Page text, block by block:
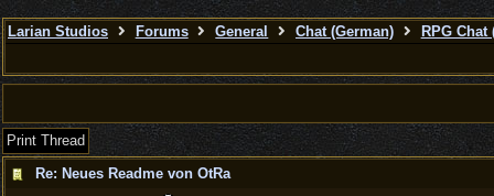
Larian Studios Forums General Chat (German) RPG Chat
Print Thread
Re: Neues Readme von OtRa